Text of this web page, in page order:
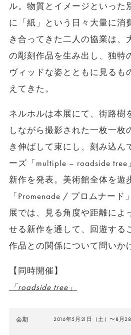
ル。物質とイメージといった
に「紙」という日々大量に消
き合ってきた二人の協業は、
の彫刻作品を生み出し、独特
ヴィッドな姿とともに見るも
えてきた。
ネルホルは本展にて、街路樹
しながら撮影された一枚一枚
き伸ばして束にし、刻み込ん
ーズ「multiple – roadside
新作を発表。美術館全体を遊
「Promenade / プロムナード
展では、見る角度や距離によ
せる新作を通して、回遊する
作品との関係について問いか
【同時開催】
「roadside tree」
会期 2016年5月21日（土）〜8月28